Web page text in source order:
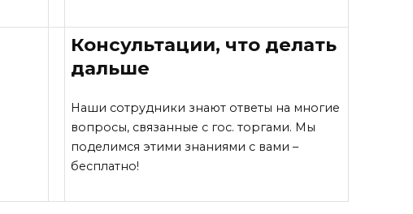
Консультации, что делать
дальше
Наши сотрудники знают ответы на многие
вопросы, связанные с гос. торгами. Мы
поделимся этими знаниями с вами –
бесплатно!